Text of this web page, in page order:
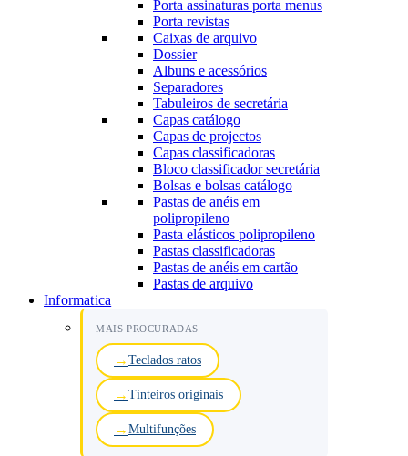
Porta assinaturas porta menus
Porta revistas
Caixas de arquivo
Dossier
Albuns e acessórios
Separadores
Tabuleiros de secretária
Capas catálogo
Capas de projectos
Capas classificadoras
Bloco classificador secretária
Bolsas e bolsas catálogo
Pastas de anéis em
polipropileno
Pasta elásticos polipropileno
Pastas classificadoras
Pastas de anéis em cartão
Pastas de arquivo
Informatica
MAIS PROCURADAS
Teclados ratos
Tinteiros originais
Multifunções